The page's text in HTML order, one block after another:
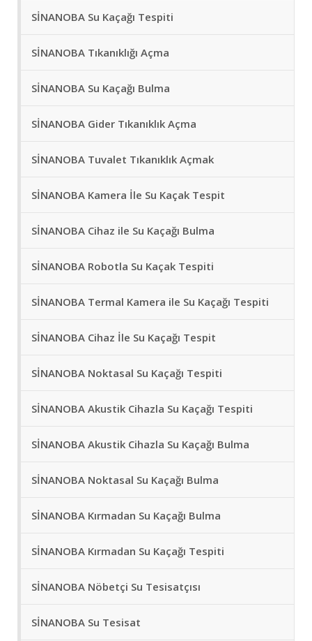
SİNANOBA Su Kaçağı Tespiti
SİNANOBA Tıkanıklığı Açma
SİNANOBA Su Kaçağı Bulma
SİNANOBA Gider Tıkanıklık Açma
SİNANOBA Tuvalet Tıkanıklık Açmak
SİNANOBA Kamera İle Su Kaçak Tespit
SİNANOBA Cihaz ile Su Kaçağı Bulma
SİNANOBA Robotla Su Kaçak Tespiti
SİNANOBA Termal Kamera ile Su Kaçağı Tespiti
SİNANOBA Cihaz İle Su Kaçağı Tespit
SİNANOBA Noktasal Su Kaçağı Tespiti
SİNANOBA Akustik Cihazla Su Kaçağı Tespiti
SİNANOBA Akustik Cihazla Su Kaçağı Bulma
SİNANOBA Noktasal Su Kaçağı Bulma
SİNANOBA Kırmadan Su Kaçağı Bulma
SİNANOBA Kırmadan Su Kaçağı Tespiti
SİNANOBA Nöbetçi Su Tesisatçısı
SİNANOBA Su Tesisat